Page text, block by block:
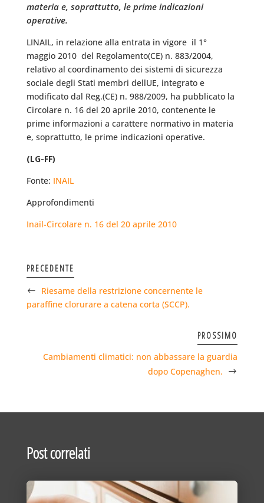
materia e, soprattutto, le prime indicazioni
operative.
LINAIL, in relazione alla entrata in vigore  il 1°
maggio 2010  del Regolamento(CE) n. 883/2004,
relativo al coordinamento dei sistemi di sicurezza
sociale degli Stati membri dellUE, integrato e
modificato dal Reg.(CE) n. 988/2009, ha pubblicato la
Circolare n. 16 del 20 aprile 2010, contenente le
prime informazioni a carattere normativo in materia
e, soprattutto, le prime indicazioni operative.
(LG-FF)
Fonte: INAIL
Approfondimenti
Inail-Circolare n. 16 del 20 aprile 2010
PRECEDENTE
Riesame della restrizione concernente le
paraffine clorurare a catena corta (SCCP).
PROSSIMO
Cambiamenti climatici: non abbassare la guardia
dopo Copenaghen.
Post correlati